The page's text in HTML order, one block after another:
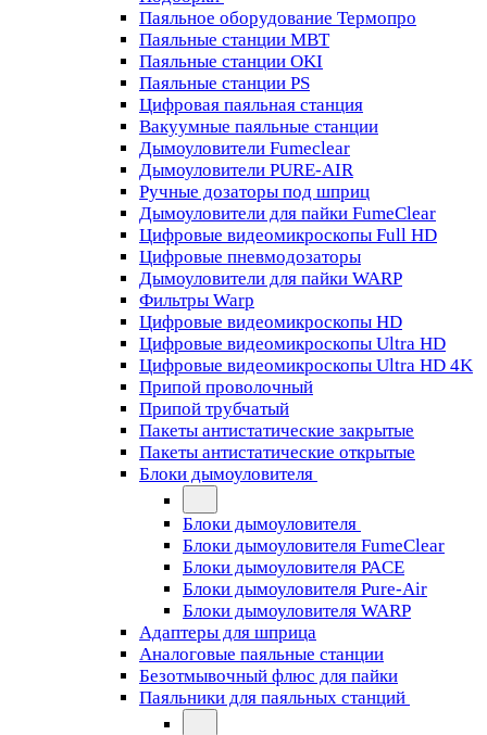
Паяльное оборудование Термопро
Паяльные станции MBT
Паяльные станции OKI
Паяльные станции PS
Цифровая паяльная станция
Вакуумные паяльные станции
Дымоуловители Fumeclear
Дымоуловители PURE-AIR
Ручные дозаторы под шприц
Дымоуловители для пайки FumeClear
Цифровые видеомикроскопы Full HD
Цифровые пневмодозаторы
Дымоуловители для пайки WARP
Фильтры Warp
Цифровые видеомикроскопы HD
Цифровые видеомикроскопы Ultra HD
Цифровые видеомикроскопы Ultra HD 4K
Припой проволочный
Припой трубчатый
Пакеты антистатические закрытые
Пакеты антистатические открытые
Блоки дымоуловителя
Блоки дымоуловителя
Блоки дымоуловителя FumeClear
Блоки дымоуловителя PACE
Блоки дымоуловителя Pure-Air
Блоки дымоуловителя WARP
Адаптеры для шприца
Аналоговые паяльные станции
Безотмывочный флюс для пайки
Паяльники для паяльных станций